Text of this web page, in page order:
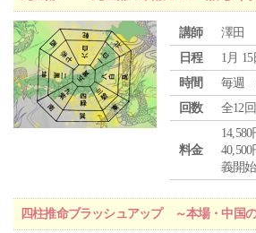
講師
澤田
日程
1月
時間
毎週
回数
全12回
料金
義開
四柱推命ブラッシュアップ ～本場・中国